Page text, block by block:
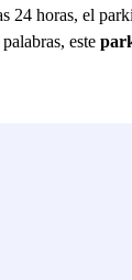
24 horas, el
este